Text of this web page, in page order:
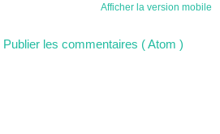
Afficher la version mobile
Publier les commentaires ( Atom )